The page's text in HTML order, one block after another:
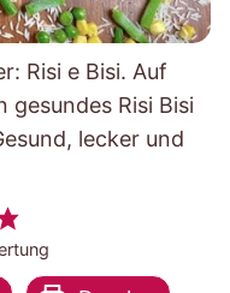
Risi e Bisi. Auf
gesundes Risi Bisi
lecker und